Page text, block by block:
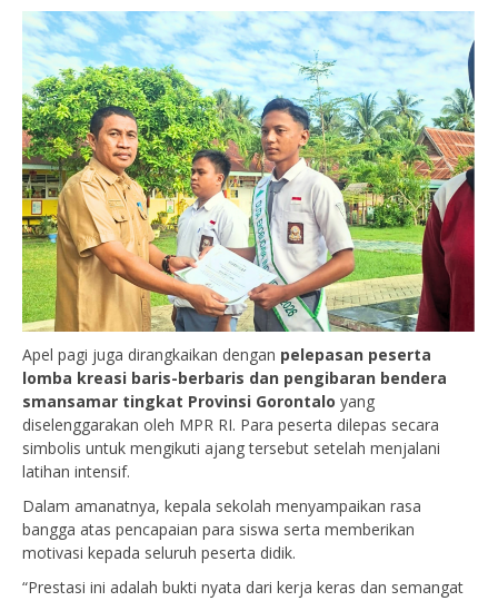
Apel pagi juga dirangkaikan dengan pelepasan peserta
lomba kreasi baris-berbaris dan pengibaran bendera
smansamar tingkat Provinsi Gorontalo yang
diselenggarakan oleh MPR RI. Para peserta dilepas secara
simbolis untuk mengikuti ajang tersebut setelah menjalani
latihan intensif.
Dalam amanatnya, kepala sekolah menyampaikan rasa
bangga atas pencapaian para siswa serta memberikan
motivasi kepada seluruh peserta didik.
“Prestasi ini adalah bukti nyata dari kerja keras dan semangat